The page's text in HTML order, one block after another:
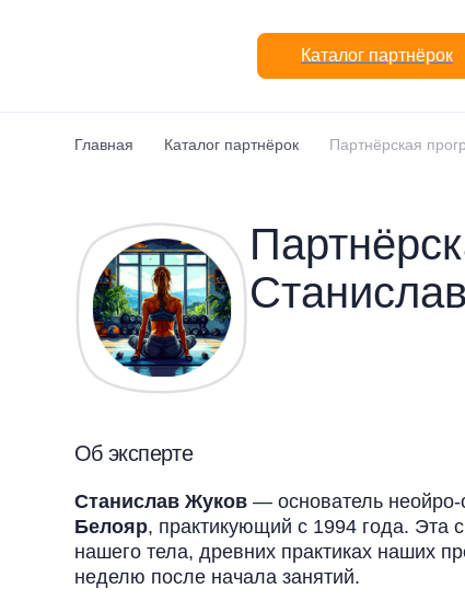
Каталог партнёрок
Главная Каталог партнёрок Партнёрская
Об эксперте
Станислав Жуков — основатель неойро-
Белояр, практикующий с 1994 года. Эта
нашего тела, древних практиках наших
неделю после начала занятий.